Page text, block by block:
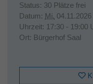
Status: 30 Plätze frei
Datum: Mi. 04.11.2026
Uhrzeit: 17:30 - 19:00
Ort: Bürgerhof Saal